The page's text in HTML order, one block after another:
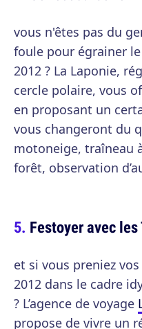
vous n'êtes pas du
foule pour égrainer
2012 ? La Laponie,
cercle polaire, vous
en proposant un
vous changeront du
motoneige, traîneau
forêt, observation
Festoyer avec les
et si vous preniez
2012 dans le cadre
? L’agence de voyage
propose de vivre un